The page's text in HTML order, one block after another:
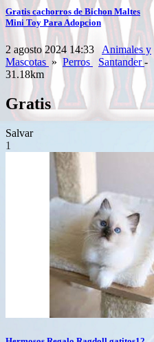
Gratis cachorros de Bichon Maltes
Mini Toy Para Adopcion
2 agosto 2024 14:33
Animales y
Mascotas »Perros Santander-
31.18km
Gratis
Salvar
1